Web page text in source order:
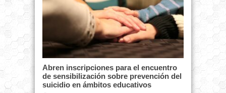
Abren inscripciones para el encuentro
de sensibilización sobre prevención del
suicidio en ámbitos educativos